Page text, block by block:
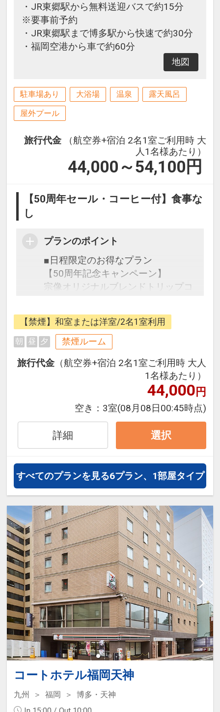
・JR東郷駅から無料送迎バスで約15分
※要事前予約
・JR東郷駅まで博多駅から快速で約30分
・福岡空港から車で約60分
地図
駐車場あり 大浴場 温泉 露天風呂
屋外プール
旅行代金
（航空券+宿泊 2名1室ご利用時 大
人1名様あたり）
44,000～54,100 円
【50周年セール・コーヒー付】食事な
し
プランのポイント
■日程限定のお得なプラン
【50周年記念キャンペーン】
宗像オリジナルブレンドトリップコ
往復の航空券と宿泊がセットになっ
たスタンダードの＜食事なし＞プラ
ンです。
フライトと宿泊を自由に組み合わせ
できるダイナミックパッケージだか
ら、一都市滞在はもちろん周遊旅行
旅行期間中の1泊だけの宿泊や延
泊・飛び泊なども自由自在です。
JALマイレージ会員の方にはフライ
トマイルが50%貯まります。
■大浴場のご案内
地下1,000ｍから湧き出す自家源泉
を使用した「玄海さつき温泉」で
す。
ホテルの2階に位置しており、広々
とした内湯、岩造りの露天風呂、サ
ウナ、そして充実した湯上がりラウ
ンジを完備しております。
□営業時間：15:00～23:00/翌朝
06:00～10:00
■施設使用料のご案内
添い寝幼児（0～6歳の未就学児）
は、現地にて施設使用料がかりま
す。お1人様1泊あたり1,100円（税
込）
【禁煙】和室または洋室/2名1室利用
朝 昼 夕 禁煙ルーム
旅行代金 （航空券+宿泊 2名1室ご利用時 大人
1名様あたり）
44,000円
空き： 3室(08月08日00:45時点)
詳細 選択
すべてのプランを見る6プラン、1部屋タイプ
コートホテル福岡天神
九州 福岡
博多・天神